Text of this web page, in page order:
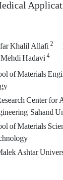
Khalil Allafi2
Hadavi4
of Materials
Center for
Sahand
of Materials
Ashtar